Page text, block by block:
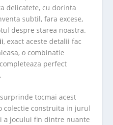
delicatete, cu dorinta
subtil, fara excese,
despre starea noastra.
, exact aceste detalii fac
o combinatie
perfect
surprinde tocmai acest
colectie construita in jurul
a jocului fin dintre nuante